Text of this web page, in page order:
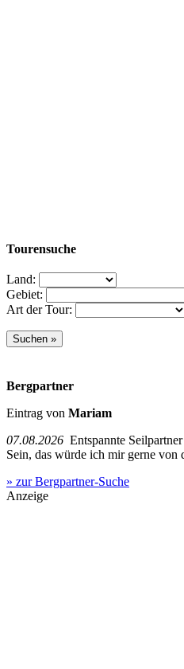
Tourensuche
Land:
Gebiet:
Art der Tour:
Bergpartner
Eintrag von Mariam
07.08.2026 Entspannte
Sein, das würde ich mir gerne von
» zur Bergpartner-Suche
Anzeige